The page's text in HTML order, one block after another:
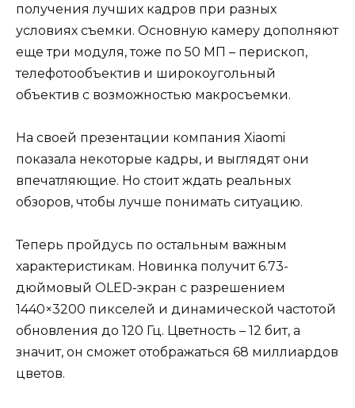
получения лучших кадров при разных
условиях съемки. Основную камеру дополняют
еще три модуля, тоже по 50 МП – перископ,
телефотообъектив и широкоугольный
объектив с возможностью макросъемки.
На своей презентации компания Xiaomi
показала некоторые кадры, и выглядят они
впечатляющие. Но стоит ждать реальных
обзоров, чтобы лучше понимать ситуацию.
Теперь пройдусь по остальным важным
характеристикам. Новинка получит 6.73-
дюймовый OLED-экран с разрешением
1440×3200 пикселей и динамической частотой
обновления до 120 Гц. Цветность – 12 бит, а
значит, он сможет отображаться 68 миллиардов
цветов.